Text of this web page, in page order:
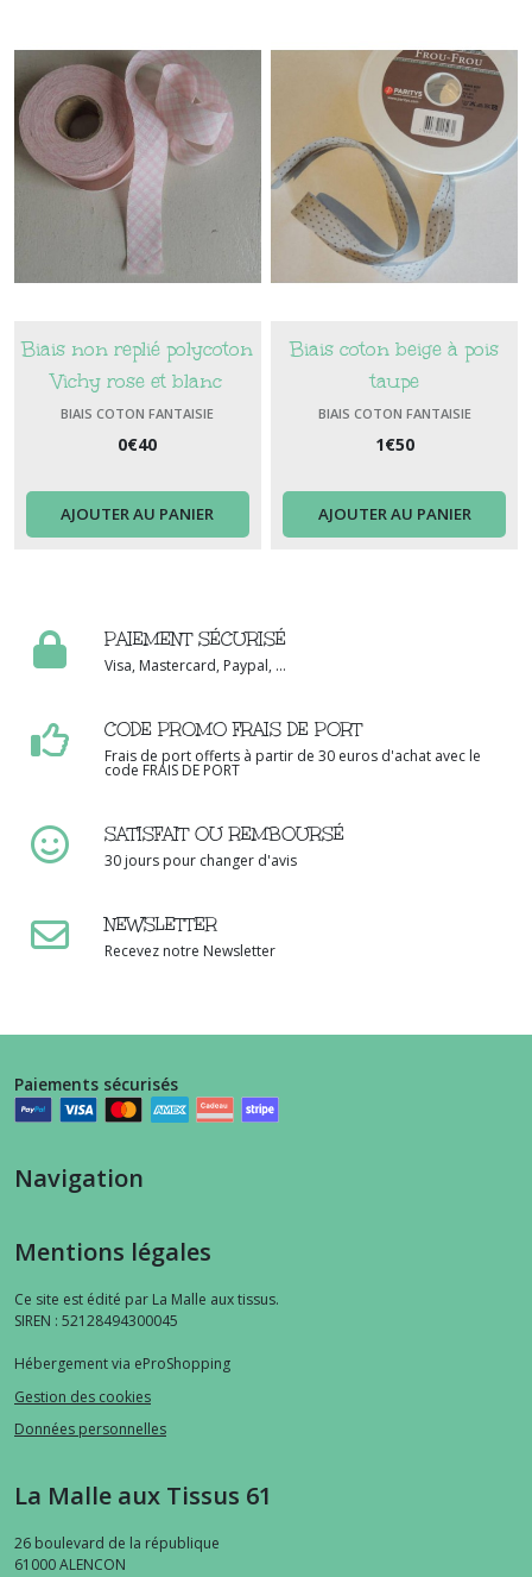
Biais non replié polycoton
Vichy rose et blanc
BIAIS COTON FANTAISIE
0€40
AJOUTER AU PANIER
Biais coton beige à pois
taupe
BIAIS COTON FANTAISIE
1€50
AJOUTER AU PANIER
PAIEMENT SÉCURISÉ
Visa, Mastercard, Paypal, ...
CODE PROMO FRAIS DE PORT
Frais de port offerts à partir de 30 euros d'achat avec le
code FRAIS DE PORT
SATISFAIT OU REMBOURSÉ
30 jours pour changer d'avis
NEWSLETTER
Recevez notre Newsletter
Paiements sécurisés
Navigation
Mentions légales
Ce site est édité par La Malle aux tissus.
SIREN : 52128494300045
Hébergement via eProShopping
Gestion des cookies
Données personnelles
La Malle aux Tissus 61
26 boulevard de la république
61000ALENCON